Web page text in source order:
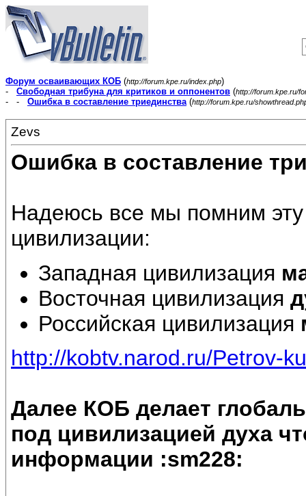
Форум осваивающих КОБ (http://forum.kpe.ru/index.php)
- Свободная трибуна для критиков и оппонентов (http://forum.kpe.ru/
- - Ошибка в составление триединства(http://forum.kpe.ru/
Zevs
Ошибка в составление
Надеюсь все мы помним эту
цивилизации:
Западная цивилизация
Восточная цивилизация
Российская цивилизация
http://kobtv.narod.ru/Petrov-
Далее КОБ делает
под цивилизацией духа
информации :sm228: